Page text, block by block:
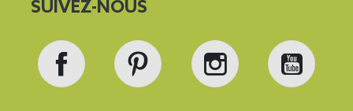
SUIVEZ-NOUS